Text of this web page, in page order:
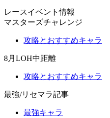
レースイベント情報
マスターズチャレンジ
攻略とおすすめキャラ
8月LOH中距離
攻略とおすすめキャラ
最強/リセマラ記事
最強キャラ